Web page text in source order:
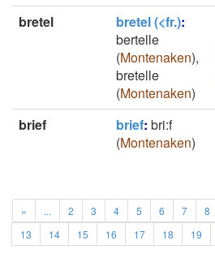
bretel
bretel (<fr.):
bertelle
(Montenaken),
bretelle
(Montenaken)
brief brief: bri:f
(Montenaken)
« ... 2 3 4 5 6 7 8
13
14 15 16 17 18 19